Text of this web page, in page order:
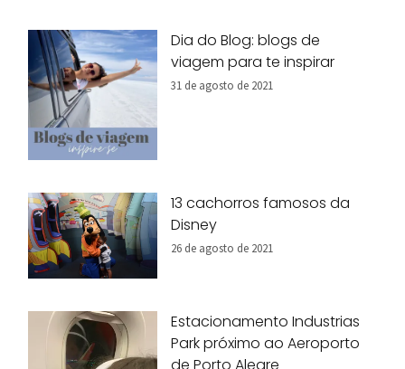
Dia do Blog: blogs de
viagem para te inspirar
31 de agosto de 2021
13 cachorros famosos da
Disney
26 de agosto de 2021
Estacionamento Industrias
Park próximo ao Aeroporto